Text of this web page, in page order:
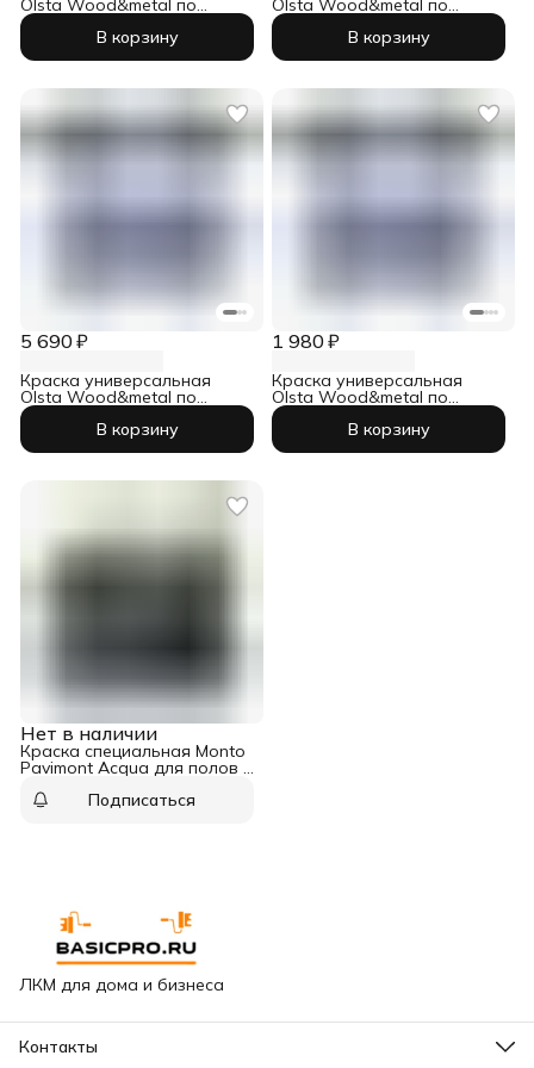
Olsta Wood&metal по
дереву и металлу база С
В корзину
Olsta Wood&metal по
дереву и металлу база С
В корзину
5 690 ₽
Краска универсальная
Olsta Wood&metal по
дереву и металлу база A
В корзину
1 980 ₽
Краска универсальная
Olsta Wood&metal по
дереву и металлу база A
В корзину
Нет в наличии
Краска специальная Monto
Pavimont Acqua для полов и
Подписаться
ЛКМ для дома и бизнеса
Контакты